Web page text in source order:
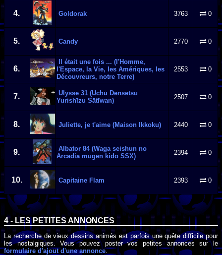
4. Goldorak 3763 0
5. Candy 2770 0
6.
Il était une fois ... (l'Homme,
l'Espace, la Vie, les Amériques, les
Découvreurs, notre Terre)
2553 0
7.
Ulysse 31 (Uchū Densetsu
Yurishīzu Sātīwan)
2507 0
8. Juliette, je t'aime (Maison Ikkoku) 2440 0
9.
Albator 84 (Waga seishun no
Arcadia mugen kido SSX)
2394 0
10. Capitaine Flam 2393 0
4 - LES PETITES ANNONCES
La recherche de vieux dessins animés est parfois une quête difficile pour
les nostalgiques. Vous pouvez poster vos petites annonces sur le
formulaire d'ajout d'une annonce.